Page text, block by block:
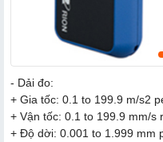
- Dải đo:
+ Gia tốc: 0.1 to 199.9 m/s2
+ Vận tốc: 0.1 to 199.9 mm/s
+ Độ dời: 0.001 to 1.999 mm